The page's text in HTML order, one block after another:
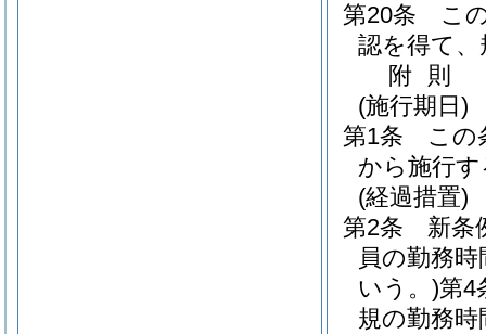
第20条
こ
認を得て
附 則
(施行期日)
第1条
この
から施行
(経過措置)
第2条
新条
員の勤務
いう。)第4
規の勤務